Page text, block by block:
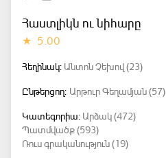
Հաստլիկն ու նիհարը
★ 5.00
Հեղինակ: Անտոն Չեխով (23)
Ընթերցող: Արթուր Գեղամյան (57)
Կատեգորիա: Արձակ (472)
Պատմվածք (593)
Ռուս գրականություն (19)